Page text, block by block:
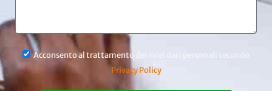
Acconsento al trattamento dei miei dati personali secondo
Privacy Policy